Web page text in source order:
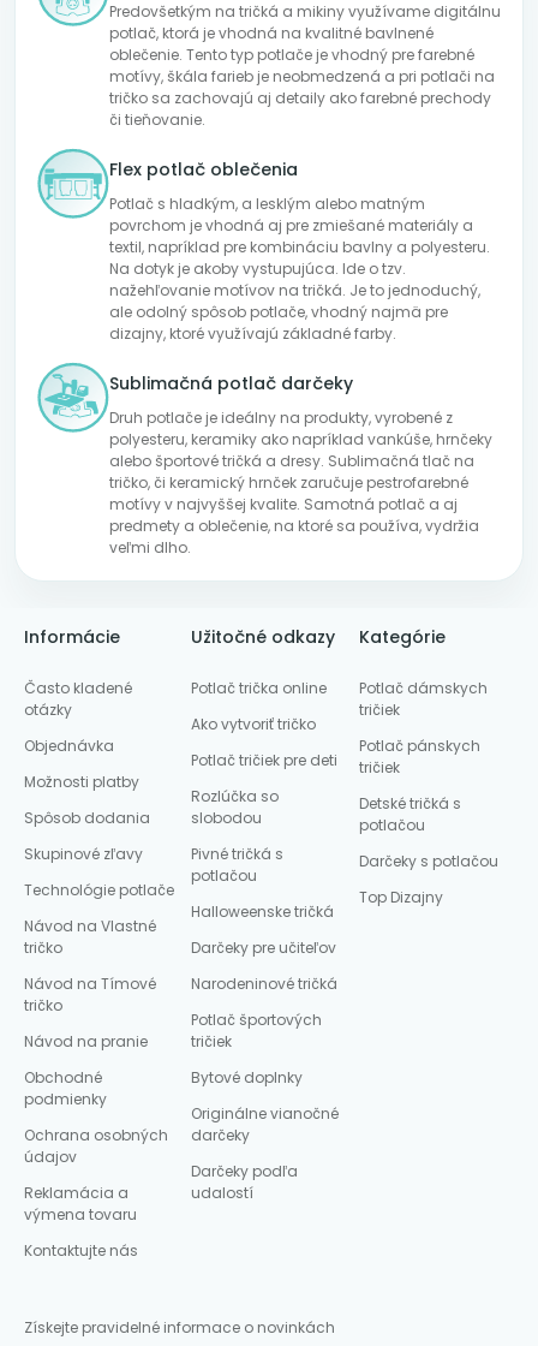
Predovšetkým na tričká a mikiny využívame digitálnu
potlač, ktorá je vhodná na kvalitné bavlnené
oblečenie. Tento typ potlače je vhodný pre farebné
motívy, škála farieb je neobmedzená a pri potlači na
tričko sa zachovajú aj detaily ako farebné prechody
či tieňovanie.
Flex potlač oblečenia
Potlač s hladkým, a lesklým alebo matným
povrchom je vhodná aj pre zmiešané materiály a
textil, napríklad pre kombináciu bavlny a polyesteru.
Na dotyk je akoby vystupujúca. Ide o tzv.
nažehľovanie motívov na tričká. Je to jednoduchý,
ale odolný spôsob potlače, vhodný najmä pre
dizajny, ktoré využívajú základné farby.
Sublimačná potlač darčeky
Druh potlače je ideálny na produkty, vyrobené z
polyesteru, keramiky ako napríklad vankúše, hrnčeky
alebo športové tričká a dresy. Sublimačná tlač na
tričko, či keramický hrnček zaručuje pestrofarebné
motívy v najvyššej kvalite. Samotná potlač a aj
predmety a oblečenie, na ktoré sa používa, vydržia
veľmi dlho.
Informácie
Často kladené
otázky
Objednávka
Možnosti platby
Spôsob dodania
Skupinové zľavy
Technológie potlače
Návod na Vlastné
tričko
Návod na Tímové
tričko
Návod na pranie
Obchodné
podmienky
Ochrana osobných
údajov
Reklamácia a
výmena tovaru
Kontaktujte nás
Užitočné odkazy
Potlač trička online
Ako vytvoriť tričko
Potlač tričiek pre deti
Rozlúčka so
slobodou
Pivné tričká s
potlačou
Halloweenske tričká
Darčeky pre učiteľov
Narodeninové tričká
Potlač športových
tričiek
Bytové doplnky
Originálne vianočné
darčeky
Darčeky podľa
udalostí
Kategórie
Potlač dámskych
tričiek
Potlač pánskych
tričiek
Detské tričká s
potlačou
Darčeky s potlačou
Top Dizajny
Získejte pravidelné informace o novinkách